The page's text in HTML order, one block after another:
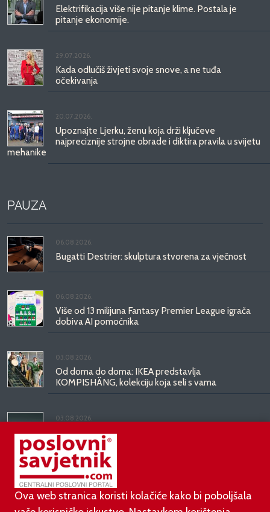
Elektrifikacija više nije pitanje klime. Postala je
pitanje ekonomije.
29.07.2026.
Kada odlučiš živjeti svoje snove, a ne tuđa
očekivanja
20.07.2026.
Upoznajte Ljerku, ženu koja drži ključeve
najpreciznije strojne obrade i diktira pravila u svijetu
mehanike
PAUZA
06.08.2026.
Bugatti Destrier: skulptura stvorena za vječnost
06.08.2026.
Više od 13 milijuna Fantasy Premier League igrača
dobiva AI pomoćnika
03.08.2026.
Od doma do doma: IKEA predstavlja
KOMPISHÄNG, kolekciju koja seli s vama
03.08.2026.
Kineski BYD predstavio luksuznu limuzinu veću od
Mercedesove S-klase, obećava domet do 1.000
kilometara
Ova web stranica koristi kolačiće kako bi poboljšala